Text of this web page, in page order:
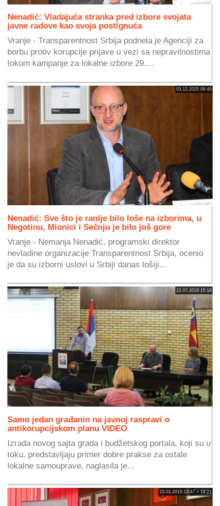
Nenadić: Vladajuća stranka pred izbore svojata
javne radove kao svoja postignuća
Vranje - Transparentnost Srbija podnela je Agenciji za
borbu protiv korupcije prijave u vezi sa nepravilnostima
tokom kampanje za lokalne izbore 29....
03.12.2025 09:49
Nenadić: Sve što je ranije bilo loše na izborima, u
Negotinu, Mionici i Sečnju je bilo još gore
Vranje - Nemanja Nenadić, programski direktor
nevladine organizacije Transparentnost Srbija, ocenio
je da su izborni uslovi u Srbiji danas lošiji...
22.07.2019 15:18
Samo jedan građanin na javnoj raspravi o
antikorupcijskom planu VIDEO
Izrada novog sajta grada i budžetskog portala, koji su u
toku, predstavljaju primer dobre prakse za ostale
lokalne samouprave, naglasila je...
15.01.2019 13:47 » 14:21